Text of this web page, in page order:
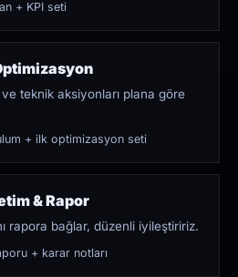
+ KPI seti
teknik aksiyonları plana göre
+ ilk optimizasyon seti
& Rapor
rapora bağlar, düzenli iyileştiririz.
+ karar notları